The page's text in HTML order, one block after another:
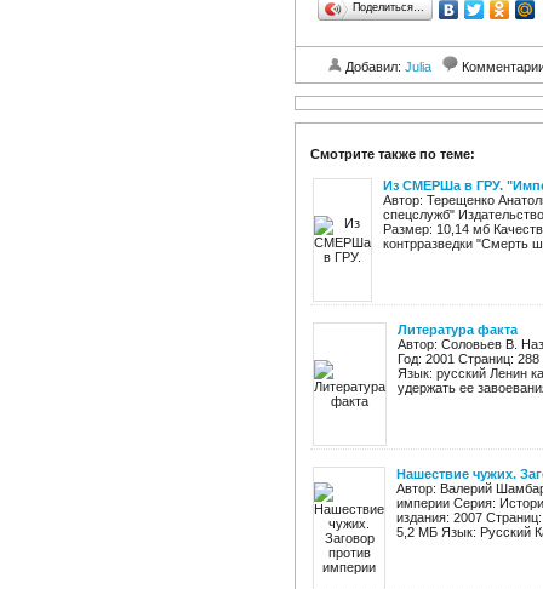
Поделиться…
Добавил: Julia
Смотрите также по теме:
Из СМЕРШа в ГРУ.
Автор: Терещенко
спецслужб"
Размер: 10,14 мб
контрразведки "Смерть
Литература факта
Автор: Соловьев В.
Год: 2001 Страниц:
Язык: русский Ленин
удержать ее
Нашествие чужих.
Автор: Валерий
империи Серия:
издания: 2007
5,2 МБ Язык: Русский